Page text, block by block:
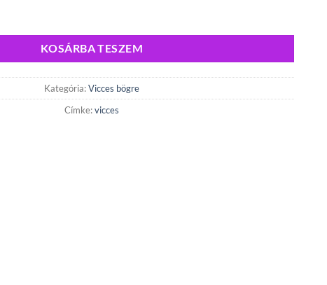
KOSÁRBA TESZEM
Kategória:Vicces bögre
Címke:vicces